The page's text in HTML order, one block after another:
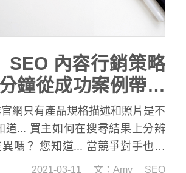
SEO 內容行銷策略
鐘從成功案例帶您
年網路行銷投資
網只有產品規格描述和照片是不
道... 買主如何在搜尋結果上分辨
嗎？ 您知道... 當競爭對手也在
該如何突破重圍增加曝光嗎？ 您
2021-03-11 文：Amy SEO